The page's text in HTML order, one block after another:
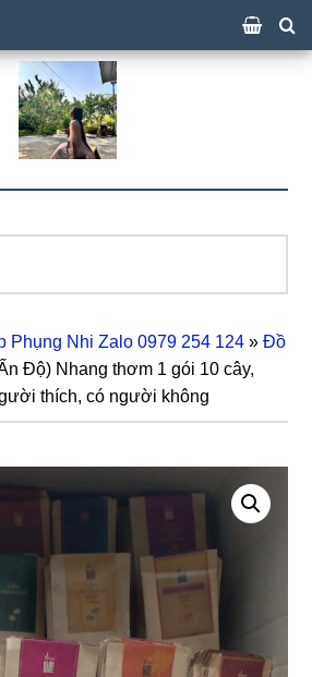
Phụng Nhi Zalo 0979 254 124 »Đồ
Độ) Nhang thơm 1 gói 10 cây,
thích, có người không